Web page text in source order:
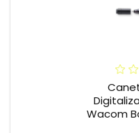
Wacom